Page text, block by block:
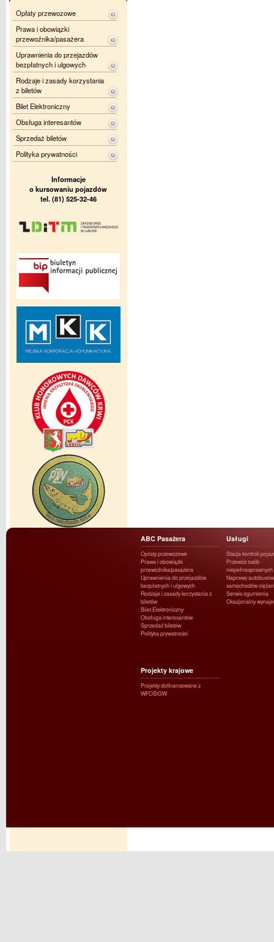
Opłaty przewozowe
Prawa i obowiązki
przewoźnika/pasażera
Uprawnienia do przejazdów
bezpłatnych i ulgowych
Rodzaje i zasady korzystania
z biletów
Bilet Elektroniczny
Obsługa interesantów
Sprzedaż biletów
Polityka prywatności
Informacje
o kursowaniu pojazdów
tel. (81) 525-32-46
ABC Pasażera
Opłaty przewozowe
Prawa i obowiązki
przewoźnika/pasażera
Uprawnienia do przejazdów
bezpłatnych i ulgowych
Rodzaje i zasady korzystania z
biletów
Bilet Elektroniczny
Obsługa interesantów
Sprzedaż biletów
Polityka prywatności
Usługi
Stacja kontroli
Przewóz osób
niepełnosprawnych
Naprawy
samochodów
Serwis ogumienia
Okazjonalny
Projekty krajowe
Projekty dofinansowane z
WFOŚiGW